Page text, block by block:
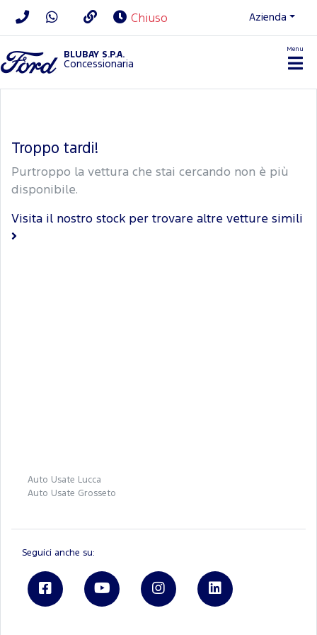
Chiuso Azienda
BLUBAY S.P.A.
Concessionaria
Menu
Troppo tardi!
Purtroppo la vettura che stai cercando non è più
disponibile.
Visita il nostro stock per trovare altre vetture simili
Auto Usate Lucca
Auto Usate Grosseto
Seguici anche su: